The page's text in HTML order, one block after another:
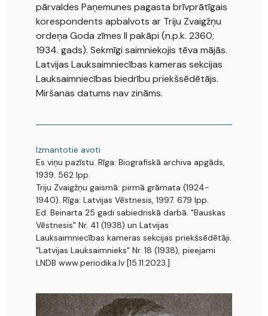
pārvaldes Paņemunes pagasta brīvprātīgais
korespondents apbalvots ar Triju Zvaigžņu
ordeņa Goda zīmes II pakāpi (n.p.k. 2360;
1934. gads). Sekmīgi saimniekojis tēva mājās.
Latvijas Lauksaimniecības kameras sekcijas
Lauksaimniecības biedrību priekšsēdētājs.
Miršanas datums nav zināms.
Izmantotie avoti
Es viņu pazīstu. Rīga: Biografiskā archiva apgāds,
1939. 562 lpp.
Triju Zvaigžņu gaismā: pirmā grāmata (1924-
1940). Rīga: Latvijas Vēstnesis, 1997. 679 lpp.
Ed. Beinarta 25 gadi sabiedriskā darbā. "Bauskas
Vēstnesis" Nr. 41 (1938) un Latvijas
Lauksaimniecības kameras sekcijas priekšsēdētāji.
"Latvijas Lauksaimnieks" Nr. 18 (1938), pieejami
LNDB www.periodika.lv [15.11.2023.]